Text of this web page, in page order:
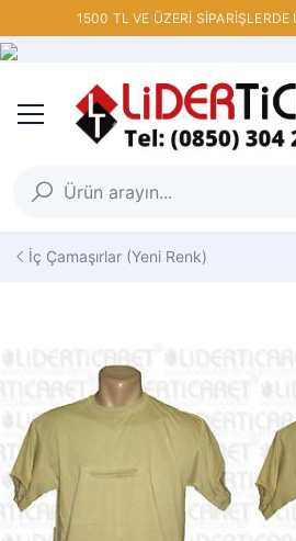
1500 TL VE ÜZERİ SİPARİŞLERDE
İç Çamaşırlar (Yeni Renk)